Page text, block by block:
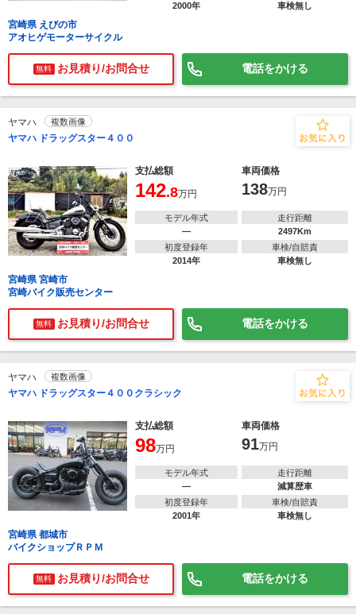
2000年
車検無し
宮崎県 えびの市
アオヒゲモーターサイクル
無料 お見積り/お問合せ 電話をかける
ヤマハ 複数画像
ヤマハ ドラッグスター４００
支払総額 車両価格
142.8万円 138万円
モデル年式
―
走行距離
2497Km
初度登録年
2014年
車検/自賠責
車検無し
宮崎県 宮崎市
宮崎バイク販売センター
無料 お見積り/お問合せ 電話をかける
ヤマハ 複数画像
ヤマハ ドラッグスター４００クラシック
支払総額 車両価格
98万円 91万円
モデル年式
―
走行距離
減算歴車
初度登録年
2001年
車検/自賠責
車検無し
宮崎県 都城市
バイクショップＲＰＭ
無料 お見積り/お問合せ 電話をかける